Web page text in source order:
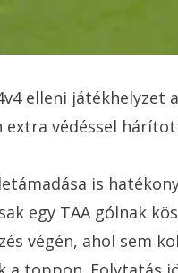
elleni játékhelyzet
extra védéssel
is
egy TAA gólnak
végén, ahol sem